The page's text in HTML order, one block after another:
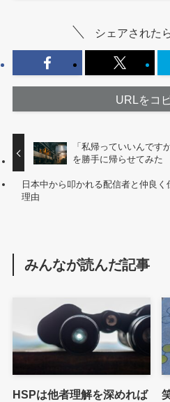
シェアされた
URLをコ
「私帰っていいんで
を勝手に帰らせてみた
日本中から叩かれる配信者と仲良
理由
みんなが読んだ記事
HSPは他者理解を深めれば